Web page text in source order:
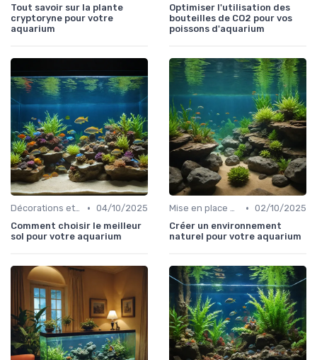
Tout savoir sur la plante
cryptoryne pour votre
aquarium
Optimiser l'utilisation des
bouteilles de CO2 pour vos
poissons d'aquarium
Décorations et plantes • 04/10/2025
Comment choisir le meilleur
sol pour votre aquarium
Mise en place d'un écosystème • 02/10/2025
Créer un environnement
naturel pour votre aquarium